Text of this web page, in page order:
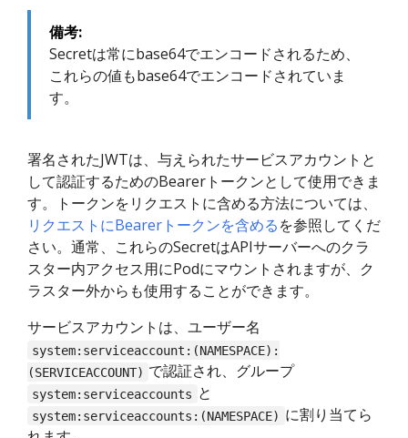
備考:
Secretは常にbase64でエンコードされるため、
これらの値もbase64でエンコードされていま
す。
署名されたJWTは、与えられたサービスアカウントと
して認証するためのBearerトークンとして使用できま
す。トークンをリクエストに含める方法については、
リクエストにBearerトークンを含めるを参照してくだ
さい。通常、これらのSecretはAPIサーバーへのクラ
スター内アクセス用にPodにマウントされますが、ク
ラスター外からも使用することができます。
サービスアカウントは、ユーザー名
system:serviceaccount:(NAMESPACE):
(SERVICEACCOUNT) で認証され、グループ
system:serviceaccounts と
system:serviceaccounts:(NAMESPACE) に割り当てら